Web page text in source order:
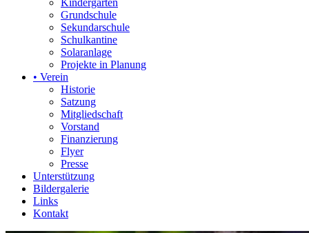
Kindergarten
Grundschule
Sekundarschule
Schulkantine
Solaranlage
Projekte in Planung
• Verein
Historie
Satzung
Mitgliedschaft
Vorstand
Finanzierung
Flyer
Presse
Unterstützung
Bildergalerie
Links
Kontakt